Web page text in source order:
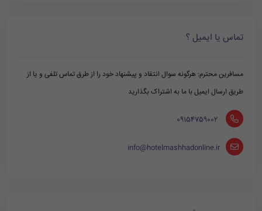
تماس یا ایمیل ؟
مسافرین محترم: هرگونه سوال انتقاد و پیشنهاد خود را از طرق تماس تلفی و یا از
طریق ارسال ایمیل با ما به اشتراک بگذارید
‪ 09154759002
info@hotelmashhadonline.ir